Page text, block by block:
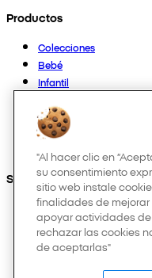
Productos
Colecciones
Bebé
Infantil
Mujer
Hombre
Otros
Síguenos en:
"Al hacer clic en
su consentimiento
sitio web instale
finalidades de
apoyar actividades
rechazar las cookies
de aceptarlas"